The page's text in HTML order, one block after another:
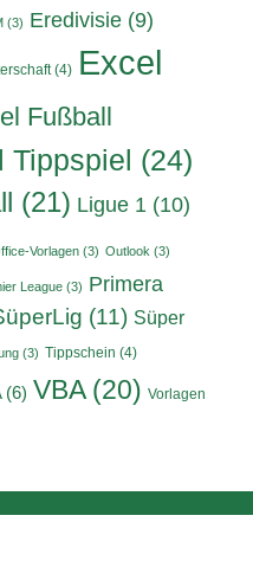
(3) Eredivisie (9)
(4) Excel
Fußball
Tippspiel (24)
(21) Ligue 1 (10)
Vorlagen (3) Outlook (3)
League (3) Primera
(11) Süper
(3) Tippschein (4)
(6) VBA(20) Vorlagen